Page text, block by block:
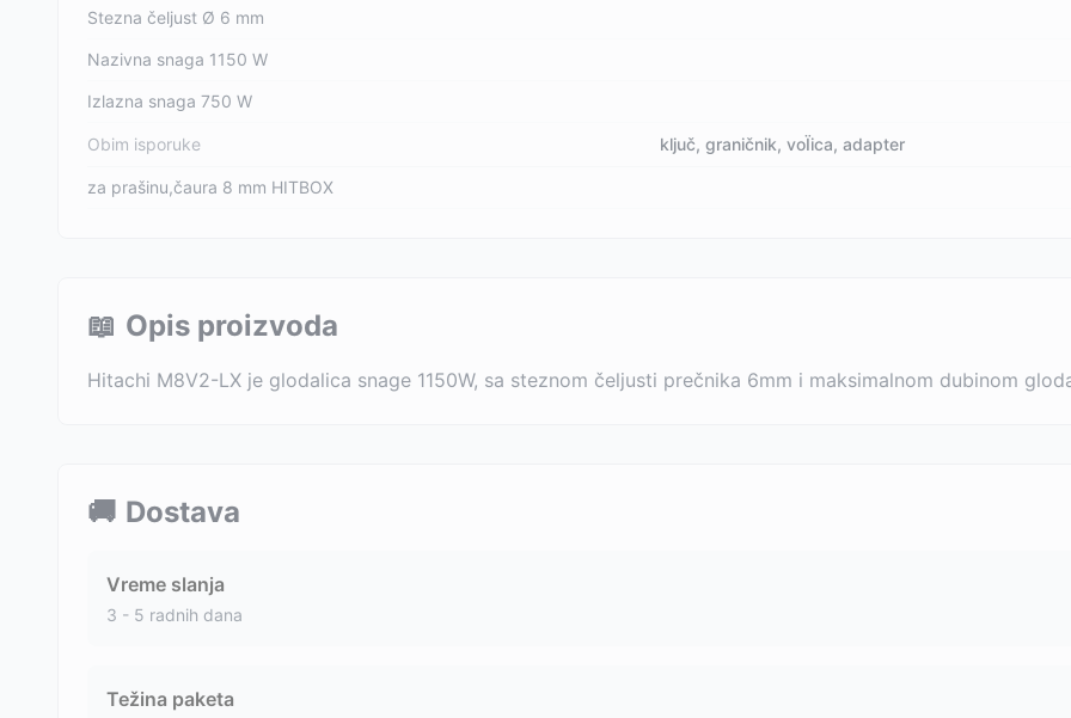
Stezna čeljust Ø 6 mm
Nazivna snaga 1150 W
Izlazna snaga 750 W
Obim isporuke ključ, graničnik, voÏica, adapter
za prašinu,čaura 8 mm HITBOX
📖 Opis proizvoda
Hitachi M8V2-LX je glodalica snage 1150W, sa steznom čeljusti prečnika 6mm i maksimalnom dubinom
🚚 Dostava
Vreme slanja
3 - 5 radnih dana
Težina paketa